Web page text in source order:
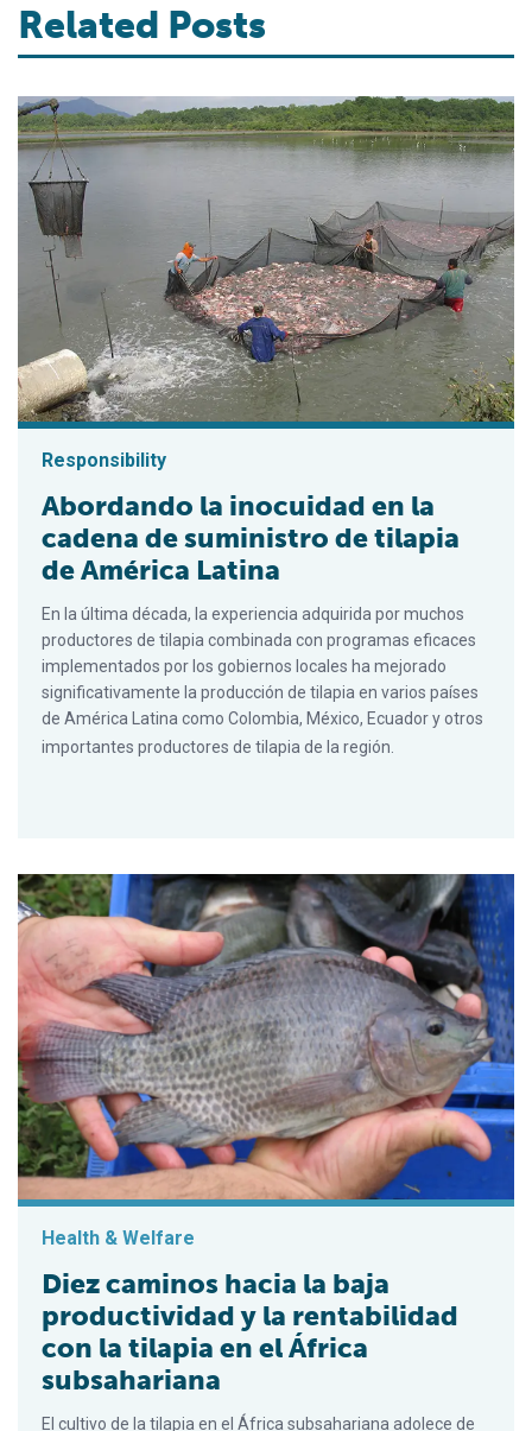
Related Posts
Responsibility
Abordando la inocuidad en la
cadena de suministro de tilapia
de América Latina
En la última década, la experiencia adquirida por muchos
productores de tilapia combinada con programas eficaces
implementados por los gobiernos locales ha mejorado
significativamente la producción de tilapia en varios países
de América Latina como Colombia, México, Ecuador y otros
importantes productores de tilapia de la región.
Health & Welfare
Diez caminos hacia la baja
productividad y la rentabilidad
con la tilapia en el África
subsahariana
El cultivo de la tilapia en el África subsahariana adolece de